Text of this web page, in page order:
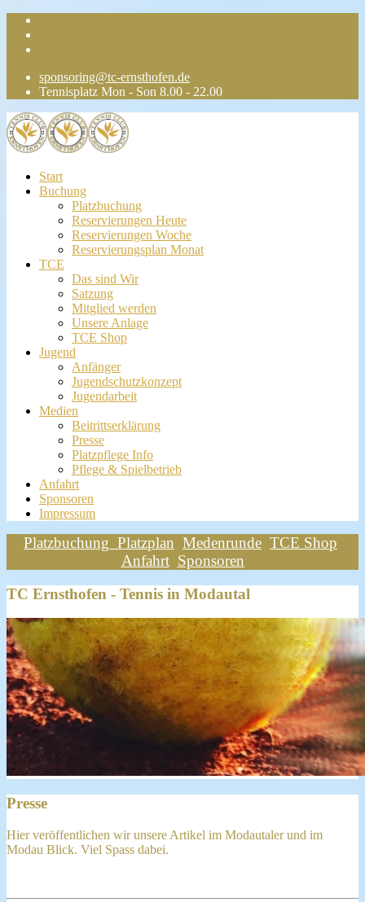
sponsoring@tc-ernsthofen.de
Tennisplatz Mon - Son 8.00 - 22.00
Start
Buchung
Platzbuchung
Reservierungen Heute
Reservierungen Woche
Reservierungsplan Monat
TCE
Das sind Wir
Satzung
Mitglied werden
Unsere Anlage
TCE Shop
Jugend
Anfänger
Jugendschutzkonzept
Jugendarbeit
Medien
Beitrittserklärung
Presse
Platzpflege Info
Pflege & Spielbetrieb
Anfahrt
Sponsoren
Impressum
Platzbuchung Platzplan Medenrunde TCE Shop
Anfahrt Sponsoren
TC Ernsthofen - Tennis in Modautal
Presse
Hier veröffentlichen wir unsere Artikel im Modautaler und im
Modau Blick. Viel Spass dabei.